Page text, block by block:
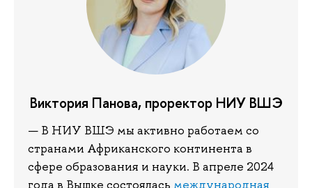
Виктория Панова, проректор НИУ ВШЭ
— В НИУ ВШЭ мы активно работаем со
странами Африканского континента в
сфере образования и науки. В апреле 2024
года в Вышке состоялась международная